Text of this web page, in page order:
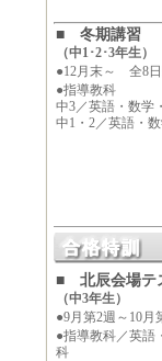
■ 冬期講習
（中1･2･3年生）
●12月末～ 全8日
●指導教科
中3／英語・数学
中1・2／英語・
■ 北辰会場テ
（中3年生）
●9月第2週～10月
●指導教科／英語
科